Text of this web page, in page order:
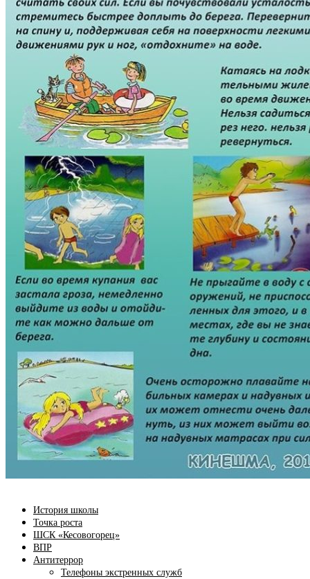
История школы
Точка роста
ШСК «Кесовогорец»
ВПР
Антитеррор
Телефоны экстренных служб